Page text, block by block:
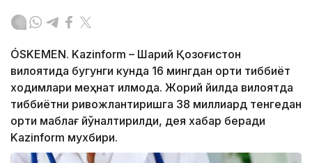
ÓSKEMEN. Kazinform – Шарқий Қозоғистон
вилоятида бугунги кунда 16 мингдан ортиқ тиббиёт
ходимлари меҳнат қилмоқда. Жорий йилда вилоятда
тиббиётни ривожлантиришга 38 миллиард тенгедан
ортиқ маблағ йўналтирилди, дея хабар беради
Kazinform мухбири.